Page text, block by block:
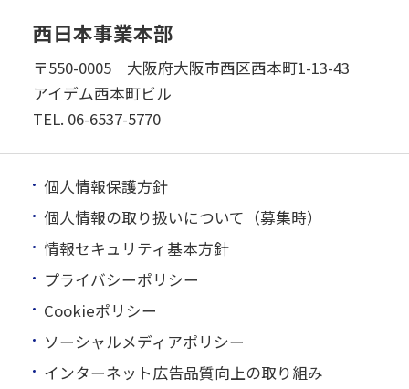
西日本事業本部
〒550-0005 大阪府大阪市西区西本町1-13-43
アイデム西本町ビル
TEL. 06-6537-5770
個人情報保護方針
個人情報の取り扱いについて（募集時）
情報セキュリティ基本方針
プライバシーポリシー
Cookieポリシー
ソーシャルメディアポリシー
インターネット広告品質向上の取り組み